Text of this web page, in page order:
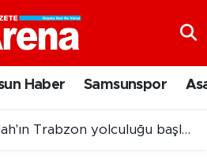
Haber Samsunspor
Trabzon yolculuğu başladı